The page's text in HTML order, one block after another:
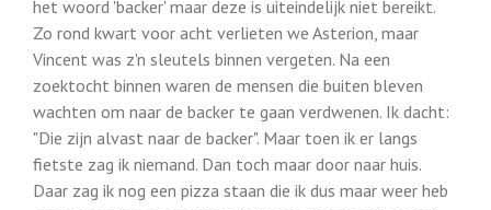
het woord 'backer' maar deze is uiteindelijk niet bereikt.
Zo rond kwart voor acht verlieten we Asterion, maar
Vincent was z'n sleutels binnen vergeten. Na een
zoektocht binnen waren de mensen die buiten bleven
wachten om naar de backer te gaan verdwenen. Ik dacht:
"Die zijn alvast naar de backer". Maar toen ik er langs
fietste zag ik niemand. Dan toch maar door naar huis.
Daar zag ik nog een pizza staan die ik dus maar weer heb